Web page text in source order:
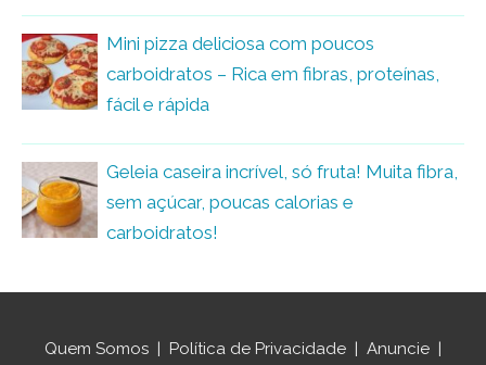
Mini pizza deliciosa com poucos
carboidratos – Rica em fibras, proteínas,
fácil e rápida
Geleia caseira incrível, só fruta! Muita fibra,
sem açúcar, poucas calorias e
carboidratos!
Quem Somos | Política de Privacidade | Anuncie |